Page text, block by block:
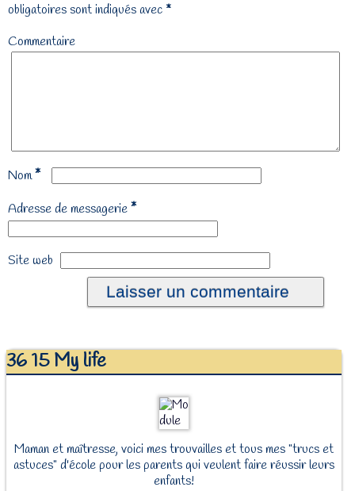
obligatoires sont indiqués avec *
Commentaire
Nom*
Adresse de messagerie*
Site web
36 15 My life
Maman et maîtresse, voici mes trouvailles et tous mes "trucs et
astuces" d'école pour les parents qui veulent faire réussir leurs
enfants!